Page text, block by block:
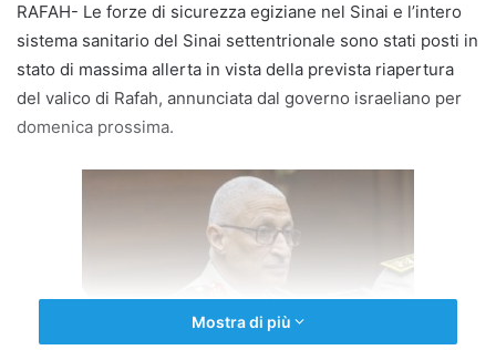
RAFAH- Le forze di sicurezza egiziane nel Sinai e l’intero
sistema sanitario del Sinai settentrionale sono stati posti in
stato di massima allerta in vista della prevista riapertura
del valico di Rafah, annunciata dal governo israeliano per
domenica prossima.
Mostra di più